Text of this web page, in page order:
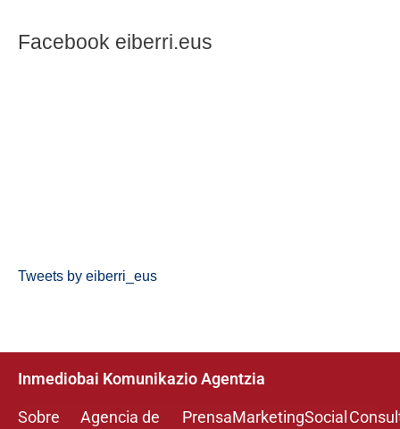
Facebook eiberri.eus
Tweets by eiberri_eus
Inmediobai Komunikazio Agentzia
Sobre
Agencia de
PrensaMarketingSocial